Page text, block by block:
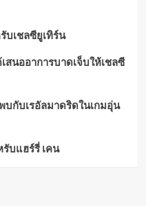
บเชลซียูเทิร์น
นออาการบาดเจ็บให้เชลซี
บกับเรอัลมาดริดในเกมอุ่น
บแฮร์รี่ เคน